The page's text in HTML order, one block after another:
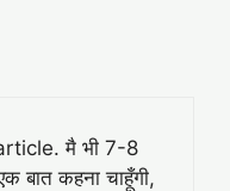
मै भी 7-8
बात कहना चाहूँगी,